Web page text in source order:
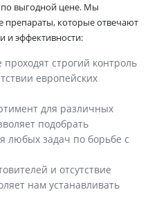
по выгодной цене. Мы
препараты, которые отвечают
и эффективности:
строгий контроль
европейских
для различных
подобрать
любых задач по борьбе с
и отсутствие
нам устанавливать